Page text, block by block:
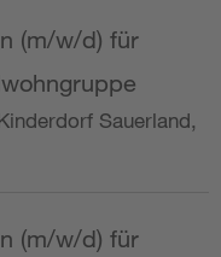
(m/w/d) für
Sauerland,
(m/w/d) für